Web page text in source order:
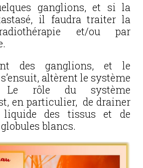
ganglions, et si la
il faudra traiter la
et/ou par
des ganglions, et le
altèrent le système
Le rôle du système
en particulier, de drainer
des tissus et de
blancs.